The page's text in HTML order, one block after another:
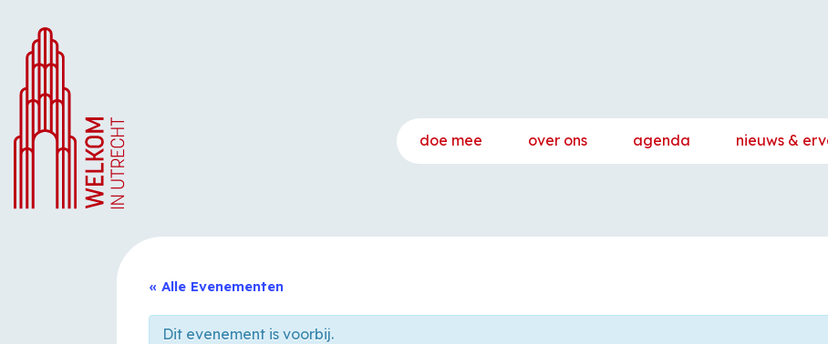
doe mee over ons agenda nieuws &
« Alle Evenementen
Dit evenement is voorbij.